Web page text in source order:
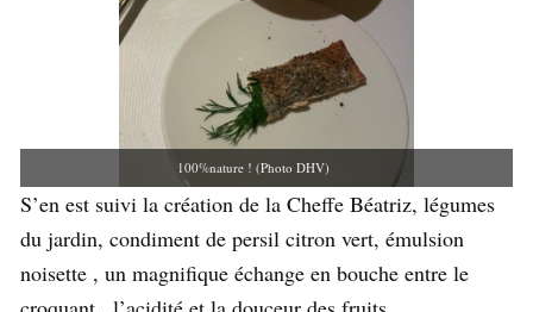
100%nature ! (Photo DHV)
S’en est suivi la création de la Cheffe Béatriz, légumes
du jardin, condiment de persil citron vert, émulsion
noisette , un magnifique échange en bouche entre le